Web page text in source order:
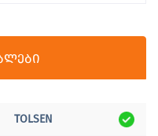
TOLSEN